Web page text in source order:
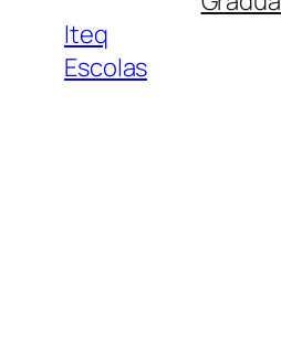
Iteq
Escolas